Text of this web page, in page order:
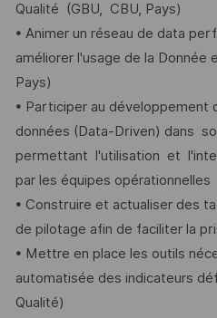
Qualité (GBU, CBU, Pays)
• Animer un réseau de data
améliorer l'usage de la Donnée
Pays)
• Participer au développement
données (Data-Driven) dans
permettant l'utilisation et
par les équipes opérationnelles
• Construire et actualiser des
de pilotage afin de faciliter la
• Mettre en place les outils
automatisée des indicateurs
Qualité)